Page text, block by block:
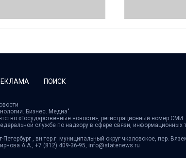
ПОИСК
Бизнес. Медиа"
«Государственные новости», регистрационный номер
службе по надзору в сфере связи,
Петербург , вн.тер.г. муниципальный округ чкаловское, пер.
А.А., +7 (812) 409-36-95, info@statenews.ru